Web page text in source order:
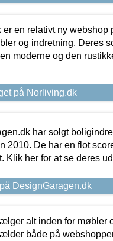
er en relativt ny webshop
og indretning. Deres
moderne og den
på Norliving.dk
har solgt
2010. De har en flot
Klik her for at se deres
DesignGaragen.dk
alt inden for møbler
både på